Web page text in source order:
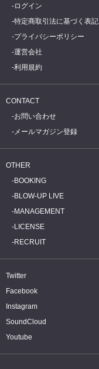
ログイン
特定商取引法に基づく表記
プライバシーポリシー
運営会社
利用規約
CONTACT
お問い合わせ
メールマガジン登録
OTHER
BOOKING
BLOW-UP LIVE
MANAGEMENT
LICENSE
RECRUIT
Twitter
Facebook
Instagram
SoundCloud
Youtube